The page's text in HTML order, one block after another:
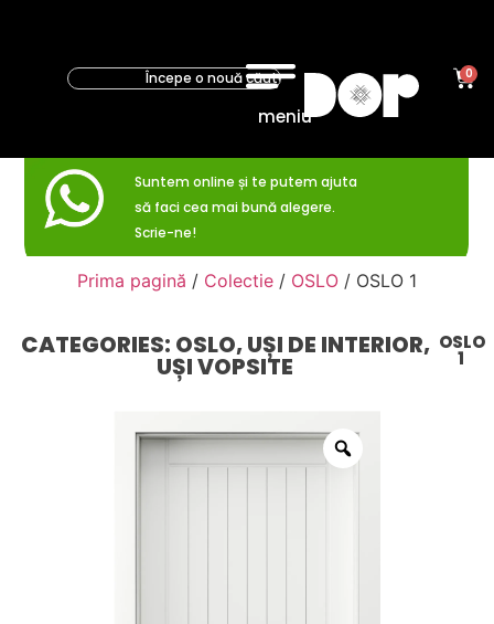
meniu
0
Suntem online și te putem ajuta
să faci cea mai bună alegere.
Scrie-ne!
Prima pagină / Colectie / OSLO / OSLO 1
CATEGORIES: OSLO,UȘI DE INTERIOR,
UȘI VOPSITE
OSLO
1